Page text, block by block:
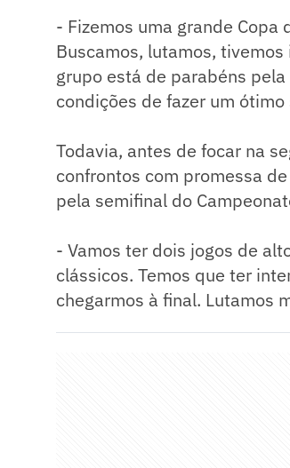
- Fizemos uma grande Copa
Buscamos, lutamos,
grupo está de parabéns
condições de fazer um
Todavia, antes de focar na
confrontos com promessa
pela semifinal do
- Vamos ter dois jogos de
clássicos. Temos que ter
chegarmos à final. Lutamos